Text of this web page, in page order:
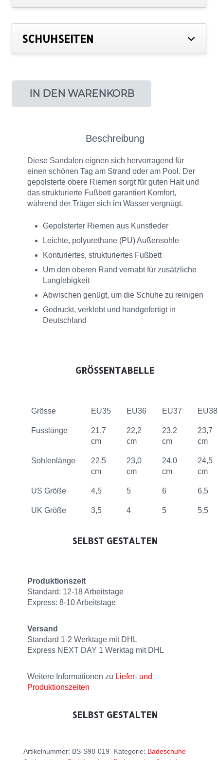
SCHUHSEITEN
IN DEN WARENKORB
Beschreibung
Diese Sandalen eignen sich hervorragend für
einen schönen Tag am Strand oder am Pool. Der
gepolsterte obere Riemen sorgt für guten Halt und
das strukturierte Fußbett garantiert Komfort,
während der Träger sich im Wasser vergnügt.
Gepolsterter Riemen aus Kunstleder
Leichte, polyurethane (PU) Außensohle
Konturiertes, strukturiertes Fußbett
Um den oberen Rand vernabt für zusätzliche
Langlebigkeit
Abwischen genügt, um die Schuhe zu reinigen
Gedruckt, verklebt und handgefertigt in
Deutschland
GRÖSSENTABELLE
Grösse EU35 EU36 EU37 EU38
Fusslänge
21,7
cm
22,2
cm
23,2
cm
23,7
cm
Sohlenlänge
22,5
cm
23,0
cm
24,0
cm
24,5
cm
US Größe 4,5 5 6 6,5
UK Größe 3,5 4 5 5,5
SELBST GESTALTEN
Produktionszeit
Standard: 12-18 Arbeitstage
Express: 8-10 Arbeitstage
Versand
Standard 1-2 Werktage mit DHL
Express NEXT DAY 1 Werktag mit DHL
Weitere Informationen zu Liefer- und
Produktionszeiten
SELBST GESTALTEN
Artikelnummer: BS-S98-019 Kategorie: Badeschuhe